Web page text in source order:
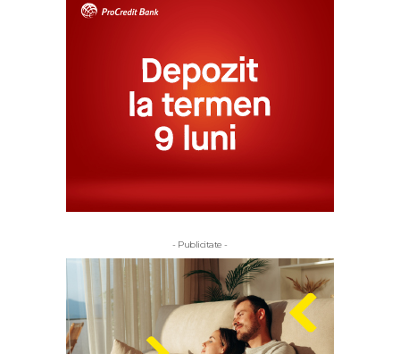
- Publicitate -